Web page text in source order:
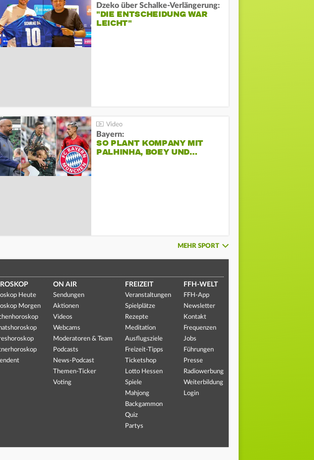
Dzeko über Schalke-Verlängerung:
"DIE ENTSCHEIDUNG WAR
LEICHT"
Bayern:
SO PLANT KOMPANY MIT
PALHINHA, BOEY UND…
MEHR SPORT
Heute
Morgen
ON AIR
Sendungen
Aktionen
Videos
Webcams
Moderatoren & Team
Podcasts
News-Podcast
Themen-Ticker
Voting
FREIZEIT
Veranstaltungen
Spielplätze
Rezepte
Meditation
Ausflugsziele
Freizeit-Tipps
Ticketshop
Lotto Hessen
Spiele
Mahjong
Backgammon
Quiz
Partys
FFH-WELT
FFH-App
Newsletter
Kontakt
Frequenzen
Jobs
Führungen
Presse
Radiowerbung
Weiterbildung
Login